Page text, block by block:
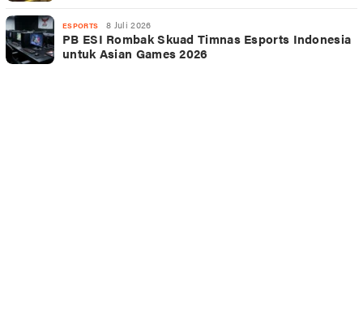
ESPORTS 8 Juli 2026
PB ESI Rombak Skuad Timnas Esports Indonesia
untuk Asian Games 2026